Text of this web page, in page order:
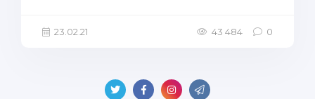
23.02.21 43 484 0